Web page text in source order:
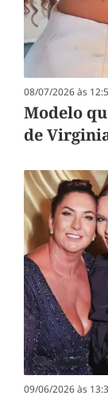
08/07/2026 às
Modelo
de
09/06/2026 às